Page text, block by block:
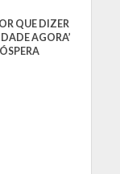
QUE DIZER
AGORA’